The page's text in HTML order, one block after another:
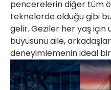
pencerelerin diğer tüm
teknelerde olduğu gibi
gelir. Geziler her yaş için
büyüsünü aile,
deneyimlemenin ideal